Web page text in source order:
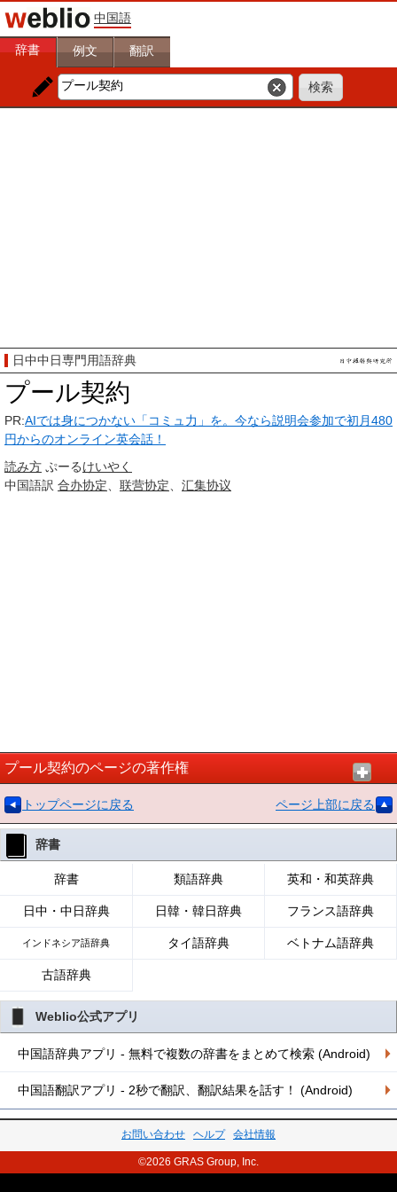
中国語
辞書 例文 翻訳
日中中日専門用語辞典
プール契約
PR:AIでは身につかない「コミュ力」を。今なら説明会参加で初月480
円からのオンライン英会話！
読み方 ぷーるけいやく
中国語訳 合办协定 联营协定 汇集协议
プール契約のページの著作権
トップページに戻る ページ上部に戻る
辞書
辞書 類語辞典 英和・和英辞典
日中・中日辞典 日韓・韓日辞典 フランス語辞典
インドネシア語辞典 タイ語辞典 ベトナム語辞典
古語辞典
Weblio公式アプリ
中国語辞典アプリ - 無料で複数の辞書をまとめて検索 (Android)
中国語翻訳アプリ - 2秒で翻訳、翻訳結果を話す！ (Android)
お問い合わせ ヘルプ 会社情報
©2026 GRAS Group, Inc.